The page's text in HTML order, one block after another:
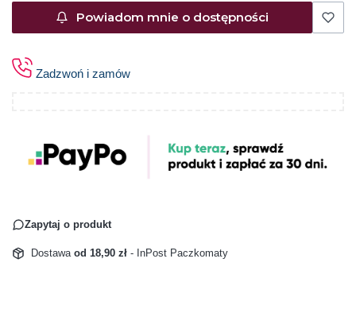
Powiadom mnie o dostępności
Zadzwoń i zamów
Zapytaj o produkt
Dostawa od 18,90 zł - InPost Paczkomaty